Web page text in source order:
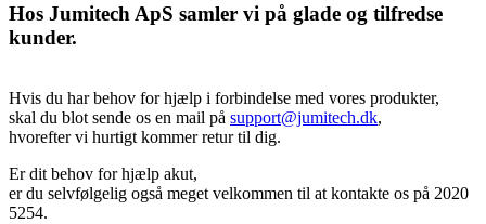
Hos Jumitech ApS samler vi på glade og tilfredse
kunder.
Hvis du har behov for hjælp i forbindelse med vores produkter,
skal du blot sende os en mail på support@jumitech.dk,
hvorefter vi hurtigt kommer retur til dig.
Er dit behov for hjælp akut,
er du selvfølgelig også meget velkommen til at kontakte os på 2020
5254.